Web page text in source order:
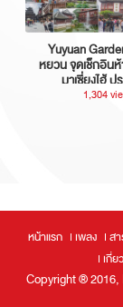
Yuyuan
หยวน จุดเช็กอิน
มาเซี่ยงไฮ้ ป
1,304
หน้าแรก เพลง ส
เกี่ย
Copyright ® 2016,